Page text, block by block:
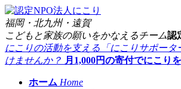
福岡・北九州・遠賀
こどもと家族の願いをかなえるチーム認
にこりの活動を支える「にこりサポータ
けませんか？ 月1,000円の寄付でにこり
ホーム Home